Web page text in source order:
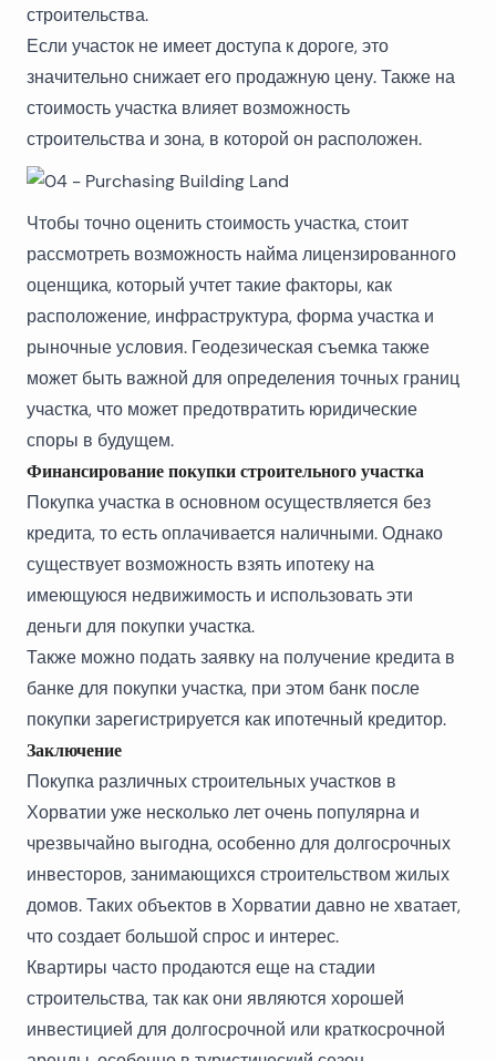
строительства.
Если участок не имеет доступа к дороге, это
значительно снижает его продажную цену. Также на
стоимость участка влияет возможность
строительства и зона, в которой он расположен.
Чтобы точно оценить стоимость участка, стоит
рассмотреть возможность найма лицензированного
оценщика, который учтет такие факторы, как
расположение, инфраструктура, форма участка и
рыночные условия. Геодезическая съемка также
может быть важной для определения точных границ
участка, что может предотвратить юридические
споры в будущем.
Финансирование покупки строительного участка
Покупка участка в основном осуществляется без
кредита, то есть оплачивается наличными. Однако
существует возможность взять ипотеку на
имеющуюся недвижимость и использовать эти
деньги для покупки участка.
Также можно подать заявку на получение кредита в
банке для покупки участка, при этом банк после
покупки зарегистрируется как ипотечный кредитор.
Заключение
Покупка различных строительных участков в
Хорватии уже несколько лет очень популярна и
чрезвычайно выгодна, особенно для долгосрочных
инвесторов, занимающихся строительством жилых
домов. Таких объектов в Хорватии давно не хватает,
что создает большой спрос и интерес.
Квартиры часто продаются еще на стадии
строительства, так как они являются хорошей
инвестицией для долгосрочной или краткосрочной